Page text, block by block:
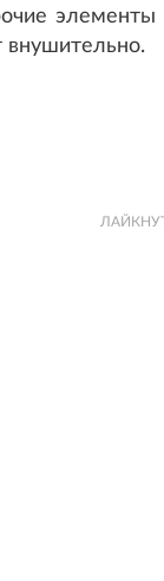
элементы
внушительно.